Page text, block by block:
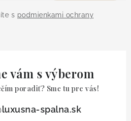
s podmienkami ochrany
vám s výberom
poradiť? Sme tu pre vás!
luxusna-spalna.sk